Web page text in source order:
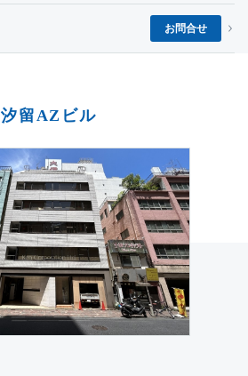
お問合せ
汐留AZビル